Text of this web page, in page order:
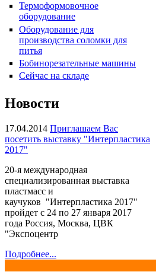
Пакетоделательная машина
Плёночный экструдер KMH-
45, KMH-55
Термоформовочное
оборудование
Оборудование для
производства соломки для
питья
Бобинорезательные машины
Сейчас на складе
Новости
17.04.2014 Приглашаем Вас
посетить выставку "Интерпластика
2017"
20-я международная
специализированная выставка
пластмасс и
каучуков "Интерпластика 2017"
пройдет с 24 по 27 января 2017
года Россия, Москва, ЦВК
"Экспоцентр
Подробнее...